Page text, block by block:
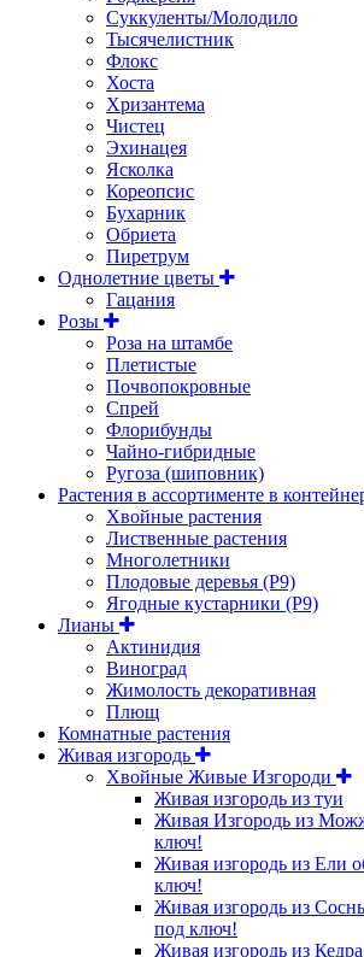
Суккуленты/Молодило
Тысячелистник
Флокс
Хоста
Хризантема
Чистец
Эхинацея
Ясколка
Кореопсис
Бухарник
Обриета
Пиретрум
Однолетние цветы
Гацания
Розы
Роза на штамбе
Плетистые
Почвопокровные
Спрей
Флорибунды
Чайно-гибридные
Ругоза (шиповник)
Растения в ассортименте в
Хвойные растения
Лиственные растения
Многолетники
Плодовые деревья (Р9)
Ягодные кустарники (Р9)
Лианы
Актинидия
Виноград
Жимолость декоративная
Плющ
Комнатные растения
Живая изгородь
Хвойные Живые Изгороди
Живая изгородь из туи
Живая Изгородь из
ключ!
Живая изгородь из Ели
ключ!
Живая изгородь из
под ключ!
Живая изгородь из